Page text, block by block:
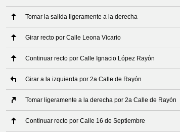
Tomar la salida ligeramente a la derecha
Girar recto por Calle Leona Vicario
Continuar recto por Calle Ignacio López Rayón
Girar a la izquierda por 2a Calle de Rayón
Tomar ligeramente a la derecha por 2a Calle de Rayón
Continuar recto por Calle 16 de Septiembre